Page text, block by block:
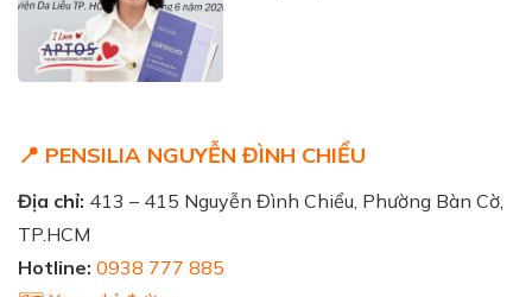
📍 PENSILIA NGUYỄN ĐÌNH CHIỂU
Địa chỉ: 413 – 415 Nguyễn Đình Chiểu, Phường Bàn Cờ,
TP.HCM
Hotline: 0938 777 885